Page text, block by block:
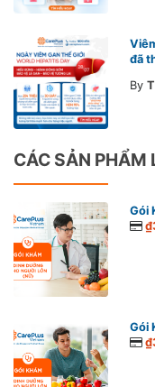
đã
By
CÁC SẢN PHẨM
Gói
Gói